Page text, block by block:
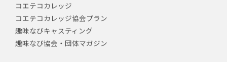
コエテコカレッジ
コエテコカレッジ協会プラン
趣味なびキャスティング
趣味なび協会・団体マガジン